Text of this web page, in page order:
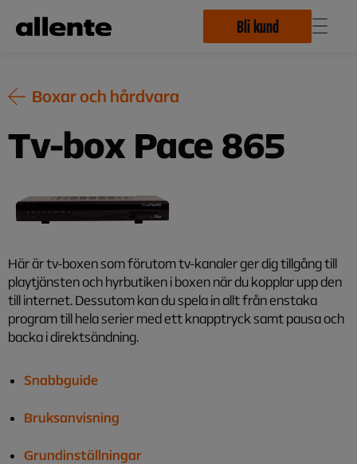
Bli kund
Boxar och hårdvara
Tv-box Pace 865
Här är tv-boxen som förutom tv-kanaler ger dig tillgång till
playtjänsten och hyrbutiken i boxen när du kopplar upp den
till internet. Dessutom kan du spela in allt från enstaka
program till hela serier med ett knapptryck samt pausa och
backa i direktsändning.
Snabbguide
Bruksanvisning
Grundinställningar